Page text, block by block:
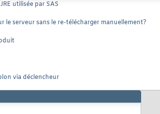
utilisée par SAS
le serveur sans le re-télécharger manuellement?
via déclencheur